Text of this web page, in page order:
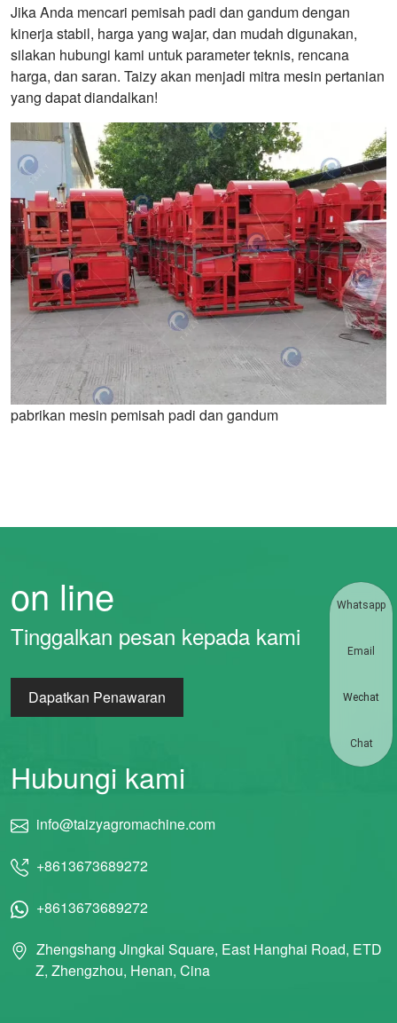
Jika Anda mencari pemisah padi dan gandum dengan
kinerja stabil, harga yang wajar, dan mudah digunakan,
silakan hubungi kami untuk parameter teknis, rencana
harga, dan saran. Taizy akan menjadi mitra mesin pertanian
yang dapat diandalkan!
pabrikan mesin pemisah padi dan gandum
on line
Tinggalkan pesan kepada kami
Dapatkan Penawaran
Hubungi kami
info@taizyagromachine.com
+8613673689272
+8613673689272
Zhengshang Jingkai Square, East Hanghai Road, ETD
Z, Zhengzhou, Henan, Cina
Whatsapp
Email
Wechat
Chat